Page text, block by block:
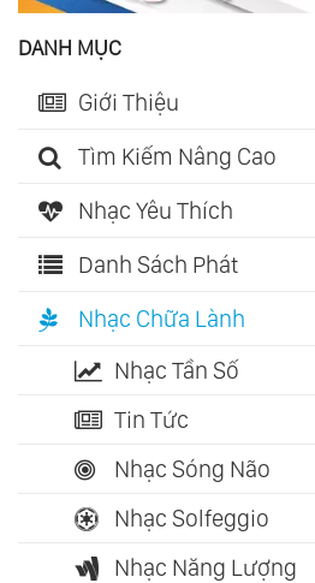
DANH MỤC
Giới Thiệu
Tìm Kiếm Nâng Cao
Nhạc Yêu Thích
Danh Sách Phát
Nhạc Chữa Lành
Nhạc Tần Số
Tin Tức
Nhạc Sóng Não
Nhạc Solfeggio
Nhạc Năng Lượng